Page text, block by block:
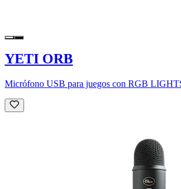
YETI ORB
Micrófono USB para juegos con RGB